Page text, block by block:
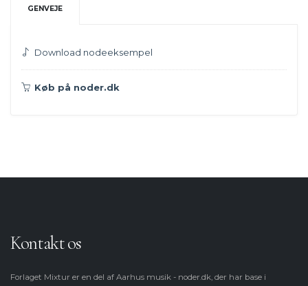
GENVEJE
Download nodeeksempel
Køb på noder.dk
Kontakt os
Forlaget Mixtur er en del af Aarhus musik - noder.dk, der har base i